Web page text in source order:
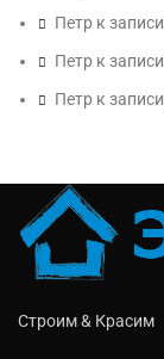
Петр к записи
Петр к записи
Петр к записи
Строим & Красим